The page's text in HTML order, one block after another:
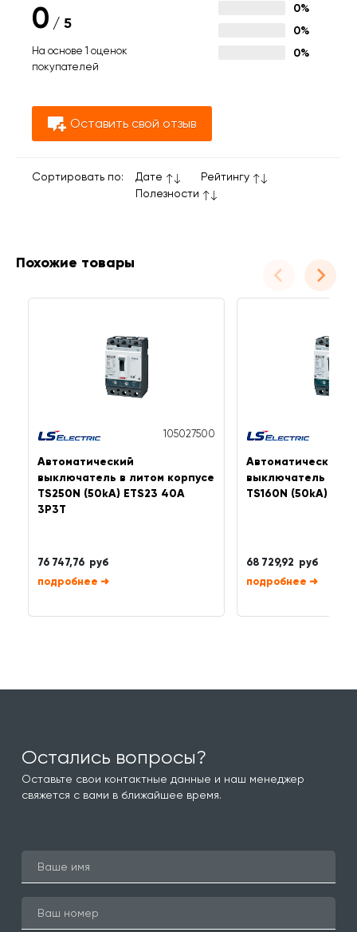
0 / 5
На основе 1 оценок
покупателей
0%
0%
0%
Оставить свой отзыв
Сортировать по: Дате
Рейтингу
Полезности
Похожие товары
105027500
Автоматический
выключатель в литом корпусе
TS250N (50kA) ETS23 40A
3P3T
76 747,76 руб
➜
Автоматический
выключатель в
TS160N (50kA)
68 729,92 руб
➜
Остались вопросы?
Оставьте свои контактные данные и наш менеджер
свяжется с вами в ближайшее время.